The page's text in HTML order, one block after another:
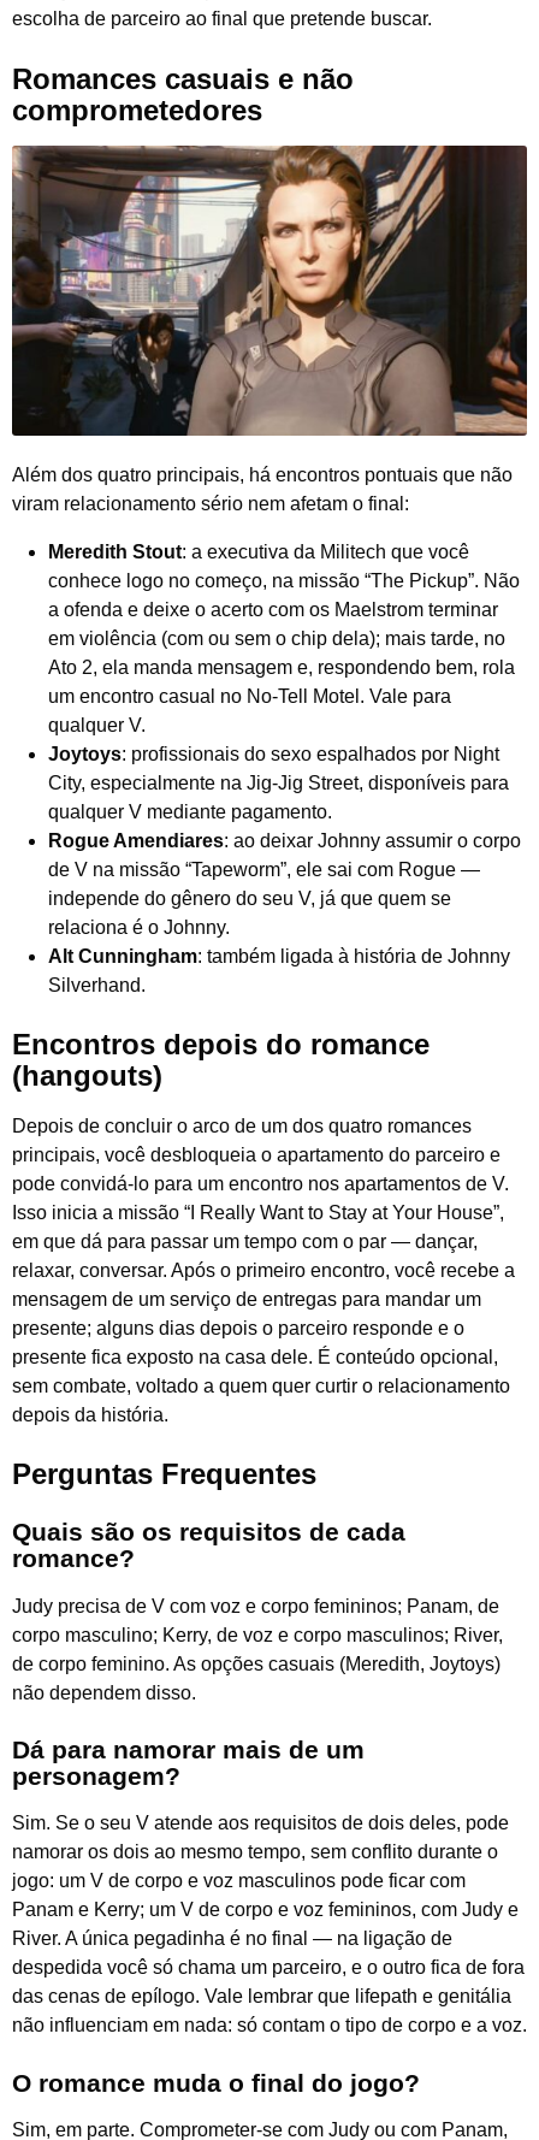
escolha de parceiro ao final que pretende buscar.
Romances casuais e não
comprometedores
Além dos quatro principais, há encontros pontuais que não
viram relacionamento sério nem afetam o final:
Meredith Stout: a executiva da Militech que você
conhece logo no começo, na missão “The Pickup”. Não
a ofenda e deixe o acerto com os Maelstrom terminar
em violência (com ou sem o chip dela); mais tarde, no
Ato 2, ela manda mensagem e, respondendo bem, rola
um encontro casual no No-Tell Motel. Vale para
qualquer V.
Joytoys: profissionais do sexo espalhados por Night
City, especialmente na Jig-Jig Street, disponíveis para
qualquer V mediante pagamento.
Rogue Amendiares: ao deixar Johnny assumir o corpo
de V na missão “Tapeworm”, ele sai com Rogue —
independe do gênero do seu V, já que quem se
relaciona é o Johnny.
Alt Cunningham: também ligada à história de Johnny
Silverhand.
Encontros depois do romance
(hangouts)
Depois de concluir o arco de um dos quatro romances
principais, você desbloqueia o apartamento do parceiro e
pode convidá-lo para um encontro nos apartamentos de V.
Isso inicia a missão “I Really Want to Stay at Your House”,
em que dá para passar um tempo com o par — dançar,
relaxar, conversar. Após o primeiro encontro, você recebe a
mensagem de um serviço de entregas para mandar um
presente; alguns dias depois o parceiro responde e o
presente fica exposto na casa dele. É conteúdo opcional,
sem combate, voltado a quem quer curtir o relacionamento
depois da história.
Perguntas Frequentes
Quais são os requisitos de cada
romance?
Judy precisa de V com voz e corpo femininos; Panam, de
corpo masculino; Kerry, de voz e corpo masculinos; River,
de corpo feminino. As opções casuais (Meredith, Joytoys)
não dependem disso.
Dá para namorar mais de um
personagem?
Sim. Se o seu V atende aos requisitos de dois deles, pode
namorar os dois ao mesmo tempo, sem conflito durante o
jogo: um V de corpo e voz masculinos pode ficar com
Panam e Kerry; um V de corpo e voz femininos, com Judy e
River. A única pegadinha é no final — na ligação de
despedida você só chama um parceiro, e o outro fica de fora
das cenas de epílogo. Vale lembrar que lifepath e genitália
não influenciam em nada: só contam o tipo de corpo e a voz.
O romance muda o final do jogo?
Sim, em parte. Comprometer-se com Judy ou com Panam,